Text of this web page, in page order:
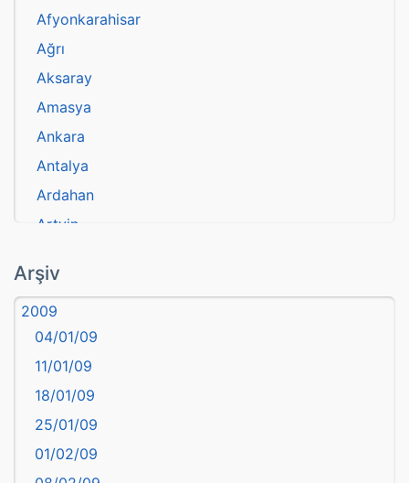
Afyonkarahisar
Ağrı
Aksaray
Amasya
Ankara
Antalya
Ardahan
Artvin
Aydın
Balıkesir
Bartın
başkentler
Batman
Bayburt
Bilecik
Arşiv
2009
04/01/09
11/01/09
18/01/09
25/01/09
01/02/09